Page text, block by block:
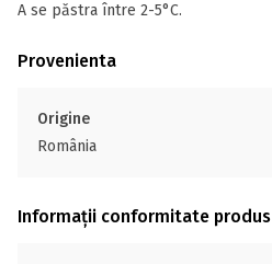
A se păstra între 2-5°C.
Provenienta
Origine
România
Informații conformitate produs